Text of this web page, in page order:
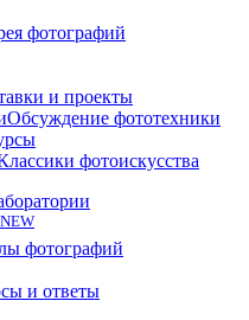
фотографий
и проекты
Обсуждение фототехники
фотоискусства
NEW
фотографий
и ответы